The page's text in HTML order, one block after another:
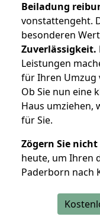
Beiladung
vonstattengeht.
besonderen
Zuverlässigkeit.
Leistungen
für Ihren Umzug
Ob Sie nun eine
Haus umziehen,
für Sie.
Zögern Sie nicht
heute, um Ihren
Paderborn nach